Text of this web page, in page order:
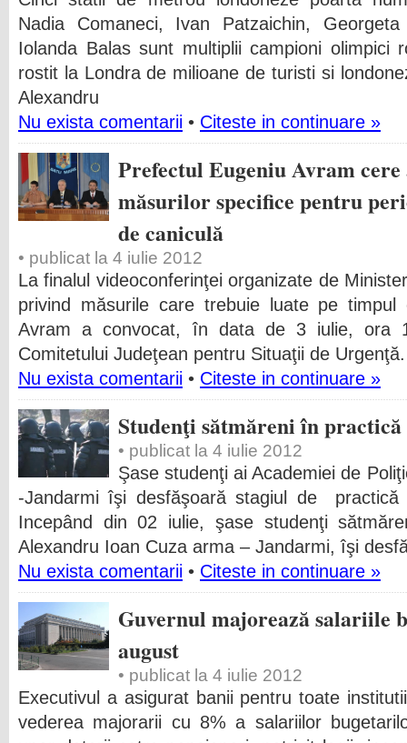
Nadia Comaneci, Ivan Patzaichin,
Iolanda Balas sunt multiplii campioni olimpici
rostit la Londra de milioane de turisti si
Alexandru
Nu exista comentarii • Citeste in continuare »
Prefectul Eugeniu Avram
măsurilor specifice pentru
de caniculă
• publicat la 4 iulie 2012
La finalul videoconferinţei organizate de
privind măsurile care trebuie luate pe timpul
Avram a convocat, în data de 3 iulie, ora
Comitetului Judeţean pentru Situaţii de
Nu exista comentarii • Citeste in continuare »
Studenţi sătmăreni în
• publicat la 4 iulie 2012
Şase studenţi ai Academiei de
-Jandarmi îşi desfăşoară stagiul de
Incepând din 02 iulie, şase studenţi
Alexandru Ioan Cuza arma – Jandarmi, îşi
Nu exista comentarii • Citeste in continuare »
Guvernul majorează salariile
august
• publicat la 4 iulie 2012
Executivul a asigurat banii pentru toate
vederea majorarii cu 8% a salariilor